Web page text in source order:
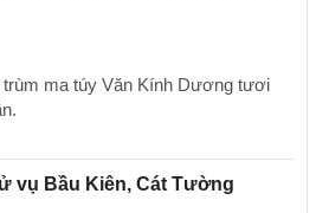
ma túy Văn Kính Dương tươi
vụ Bầu Kiên, Cát Tường